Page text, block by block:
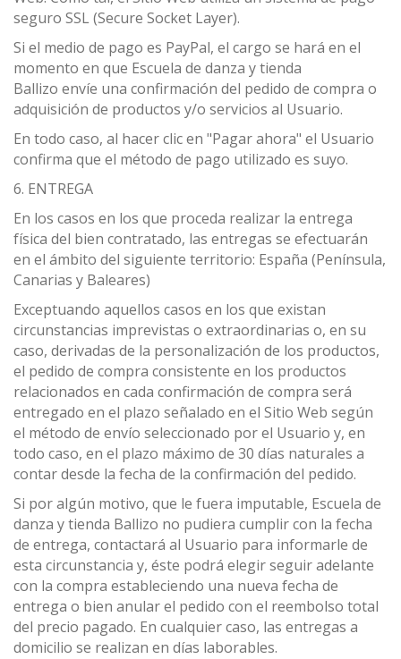
seguro SSL (Secure Socket Layer).
Si el medio de pago es PayPal, el cargo se hará en el
momento en que Escuela de danza y tienda
Ballizo envíe una confirmación del pedido de compra o
adquisición de productos y/o servicios al Usuario.
En todo caso, al hacer clic en "Pagar ahora" el Usuario
confirma que el método de pago utilizado es suyo.
6. ENTREGA
En los casos en los que proceda realizar la entrega
física del bien contratado, las entregas se efectuarán
en el ámbito del siguiente territorio: España (Península,
Canarias y Baleares)
Exceptuando aquellos casos en los que existan
circunstancias imprevistas o extraordinarias o, en su
caso, derivadas de la personalización de los productos,
el pedido de compra consistente en los productos
relacionados en cada confirmación de compra será
entregado en el plazo señalado en el Sitio Web según
el método de envío seleccionado por el Usuario y, en
todo caso, en el plazo máximo de 30 días naturales a
contar desde la fecha de la confirmación del pedido.
Si por algún motivo, que le fuera imputable, Escuela de
danza y tienda Ballizo no pudiera cumplir con la fecha
de entrega, contactará al Usuario para informarle de
esta circunstancia y, éste podrá elegir seguir adelante
con la compra estableciendo una nueva fecha de
entrega o bien anular el pedido con el reembolso total
del precio pagado. En cualquier caso, las entregas a
domicilio se realizan en días laborables.